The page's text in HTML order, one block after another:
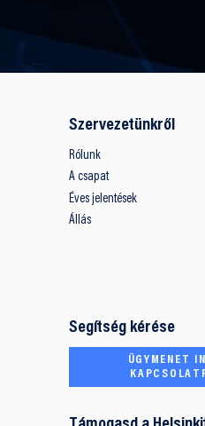
Szervezetünkről
Rólunk
A csapat
Éves jelentések
Állás
Segítség kérése
ÜGYMENET